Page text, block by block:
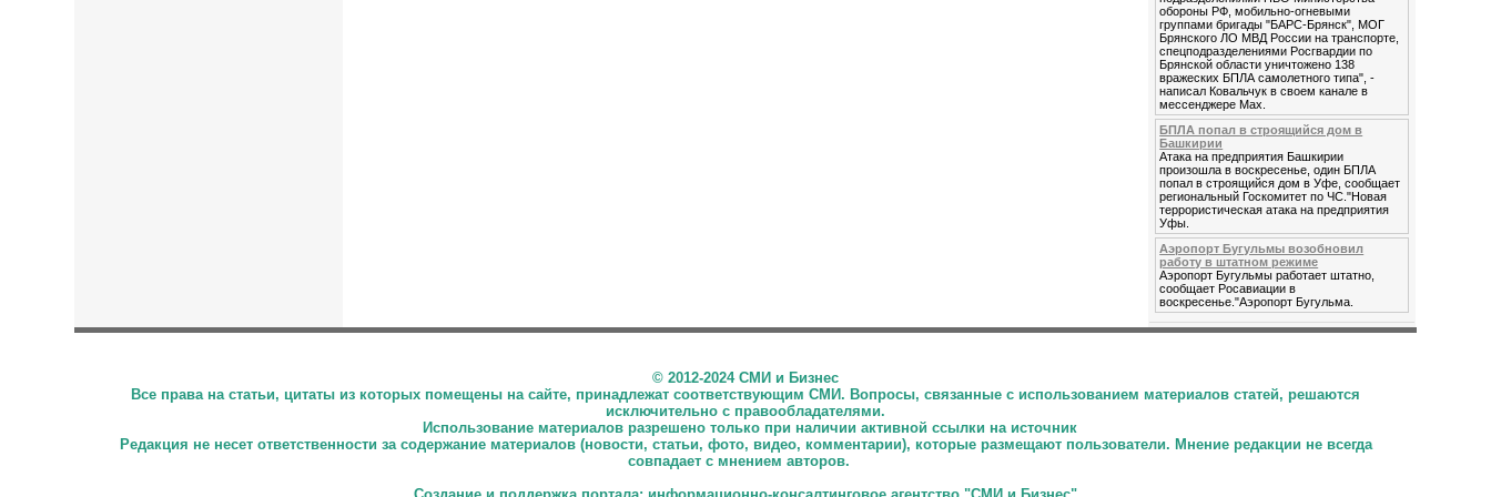
обороны РФ, мобильно-огневыми
группами бригады "БАРС-Брянск", МОГ
Брянского ЛО МВД России на транспорте,
спецподразделениями Росгвардии по
Брянской области уничтожено 138
вражеских БПЛА самолетного типа", -
написал Ковальчук в своем канале в
мессенджере Max.
БПЛА попал в строящийся дом в
Башкирии
Атака на предприятия Башкирии
произошла в воскресенье, один БПЛА
попал в строящийся дом в Уфе, сообщает
региональный Госкомитет по ЧС."Новая
террористическая атака на предприятия
Уфы.
Аэропорт Бугульмы возобновил
работу в штатном режиме
Аэропорт Бугульмы работает штатно,
сообщает Росавиации в
воскресенье."Аэропорт Бугульма.
© 2012-2024 СМИ и Бизнес
Все права на статьи, цитаты из которых помещены на сайте, принадлежат соответствующим СМИ. Вопросы, связанные с использованием материалов статей, решаются
исключительно с правообладателями.
Использование материалов разрешено только при наличии активной ссылки на источник
Редакция не несет ответственности за содержание материалов (новости, статьи, фото, видео, комментарии), которые размещают пользователи. Мнение редакции не всегда
совпадает с мнением авторов.